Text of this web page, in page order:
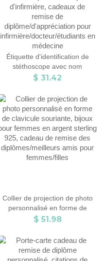
Étiquette d'identification de
stéthoscope avec nom
personnalisé, bague
avec breloques de casquette
d'infirmière, cadeaux de remise
de diplôme/d'appréciation pour
infirmière/docteur/étudiants en
médecine
$ 31.42
Collier de projection de photo
personnalisé en forme de
clavicule souriante, bijoux pour
cadeau de remise des
diplômes/meilleurs amis pour
femmes/filles
$ 51.98